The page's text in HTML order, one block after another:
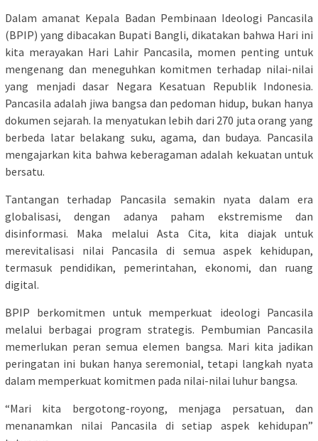
Dalam amanat Kepala Badan Pembinaan Ideologi Pancasila
(BPIP) yang dibacakan Bupati Bangli, dikatakan bahwa Hari ini
kita merayakan Hari Lahir Pancasila, momen penting untuk
mengenang dan meneguhkan komitmen terhadap nilai-nilai
yang menjadi dasar Negara Kesatuan Republik Indonesia.
Pancasila adalah jiwa bangsa dan pedoman hidup, bukan hanya
dokumen sejarah. Ia menyatukan lebih dari 270 juta orang yang
berbeda latar belakang suku, agama, dan budaya. Pancasila
mengajarkan kita bahwa keberagaman adalah kekuatan untuk
bersatu.
Tantangan terhadap Pancasila semakin nyata dalam era
globalisasi, dengan adanya paham ekstremisme dan
disinformasi. Maka melalui Asta Cita, kita diajak untuk
merevitalisasi nilai Pancasila di semua aspek kehidupan,
termasuk pendidikan, pemerintahan, ekonomi, dan ruang
digital.
BPIP berkomitmen untuk memperkuat ideologi Pancasila
melalui berbagai program strategis. Pembumian Pancasila
memerlukan peran semua elemen bangsa. Mari kita jadikan
peringatan ini bukan hanya seremonial, tetapi langkah nyata
dalam memperkuat komitmen pada nilai-nilai luhur bangsa.
“Mari kita bergotong-royong, menjaga persatuan, dan
menanamkan nilai Pancasila di setiap aspek kehidupan”